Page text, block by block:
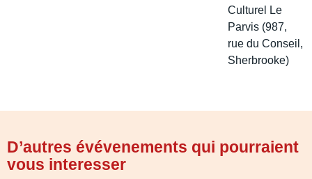
Culturel Le
Parvis (987,
rue du Conseil,
Sherbrooke)
D’autres évévenements qui pourraient
vous interesser